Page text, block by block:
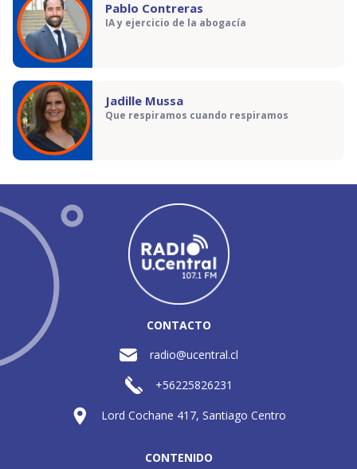
Pablo Contreras
IA y ejercicio de la abogacía
Jadille Mussa
Que respiramos cuando respiramos
CONTACTO
radio@ucentral.cl
+56225826231
Lord Cochane 417, Santiago Centro
CONTENIDO